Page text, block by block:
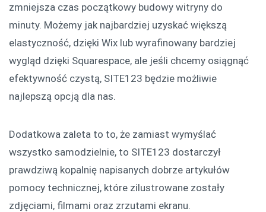
zmniejsza czas początkowy budowy witryny do
minuty. Możemy jak najbardziej uzyskać większą
elastyczność, dzięki Wix lub wyrafinowany bardziej
wygląd dzięki Squarespace, ale jeśli chcemy osiągnąć
efektywność czystą, SITE123 będzie możliwie
najlepszą opcją dla nas.
Dodatkowa zaleta to to, że zamiast wymyślać
wszystko samodzielnie, to SITE123 dostarczył
prawdziwą kopalnię napisanych dobrze artykułów
pomocy technicznej, które zilustrowane zostały
zdjęciami, filmami oraz zrzutami ekranu.